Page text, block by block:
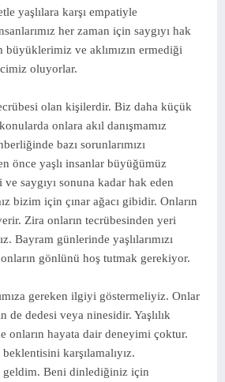
yaşlılara karşı empatiyle
her zaman için saygıyı hak
ve aklımızın ermediği
oluyorlar.
olan kişilerdir. Biz daha küçük
onlara akıl danışmamız
bazı sorunlarımızı
önce yaşlı insanlar büyüğümüz
saygıyı sonuna kadar hak eden
bizim için çınar ağacı gibidir. Onların
Zira onların tecrübesinden yeri
Bayram günlerinde yaşlılarımızı
gönlünü hoş tutmak gerekiyor.
gereken ilgiyi göstermeliyiz. Onlar
dedesi veya ninesidir. Yaşlılık
onların hayata dair deneyimi çoktur.
karşılamalıyız.
geldim. Beni dinlediğiniz için